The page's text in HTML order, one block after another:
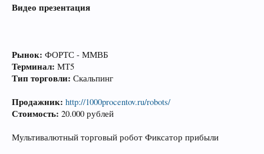
Видео презентация
Рынок: ФОРТС - ММВБ
Терминал: МТ5
Тип торговли: Скальпинг
Продажник: http://1000procentov.ru/robots/
Стоимость: 20.000 рублей
Мультивалютный торговый робот Фиксатор прибыли